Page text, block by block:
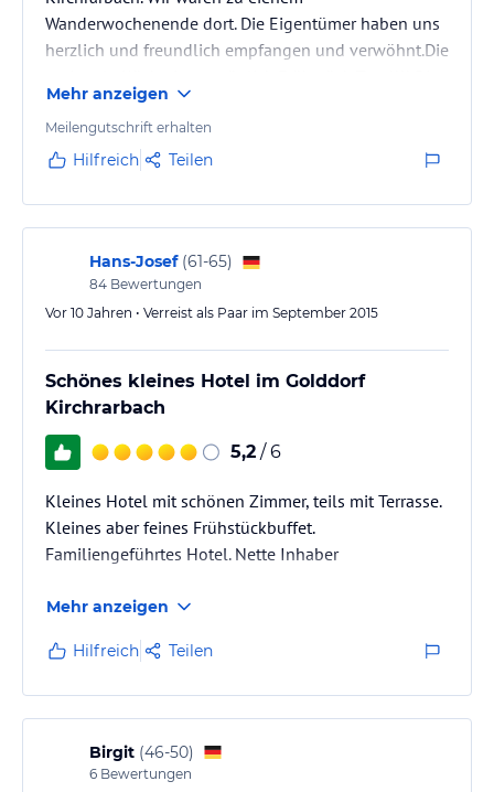
Wanderwochenende dort. Die Eigentümer haben uns
herzlich und freundlich empfangen und verwöhnt.Die
Zimmer sauber und neu renoviert. Wir kommen gerne
wieder. Gasthof zu 100 % zu empfehlen.
Mehr anzeigen
Meilengutschrift erhalten
Hilfreich Teilen
Hans-Josef (61-65)
84 Bewertungen
Vor 10 Jahren • Verreist als Paar im September 2015
Schönes kleines Hotel im Golddorf
Kirchrarbach
5,2 / 6
Kleines Hotel mit schönen Zimmer, teils mit Terrasse.
Kleines aber feines Frühstückbuffet.
Familiengeführtes Hotel. Nette Inhaber
Mehr anzeigen
Hilfreich Teilen
Birgit (46-50)
6 Bewertungen